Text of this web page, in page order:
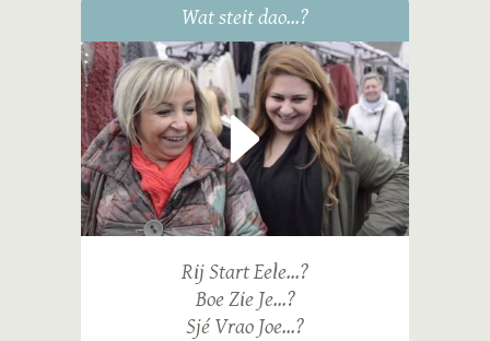
Wat steit dao...?
Rij Start Eele...?
Boe Zie Je...?
Sjé Vrao Joe...?